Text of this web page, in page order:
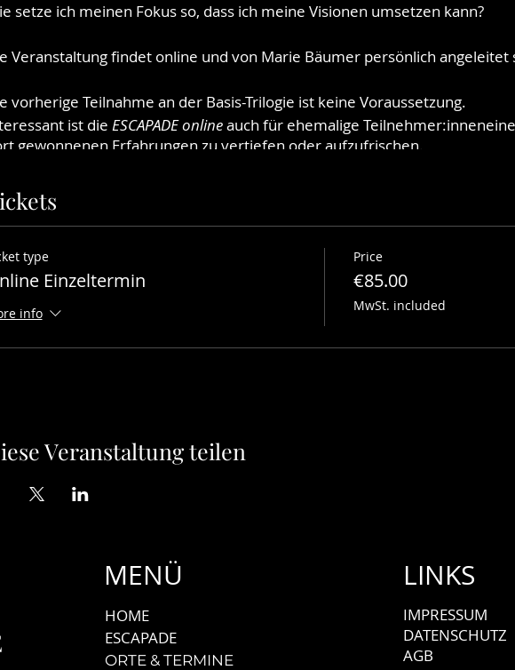
setze ich meinen Fokus so, dass ich meine Visionen umsetzen kann?
Veranstaltung findet online und von Marie Bäumer persönlich
vorherige Teilnahme an der Basis-Trilogie ist keine Voraussetzung.
ist die ESCAPADE onlineauch für ehemalige
gewonnenen Erfahrungen zu vertiefen oder aufzufrischen.
Februar 2023
Sie brauchen:
type
Einzeltermin
info
Price
€85.00
MwSt. included
Veranstaltung teilen
MENÜ
HOME
ESCAPADE
ORTE & TERMINE
LINKS
IMPRESSUM
DATENSCHUTZ
AGB